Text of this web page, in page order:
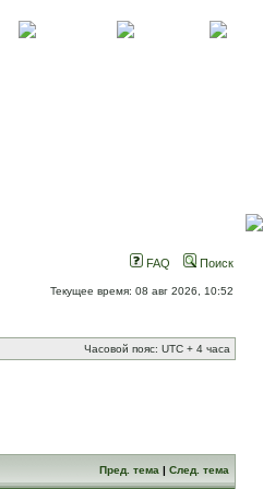
FAQ Поиск
Текущее время: 08 авг 2026, 10:52
Часовой пояс: UTC + 4 часа
Пред. тема | След. тема